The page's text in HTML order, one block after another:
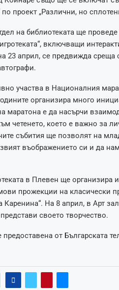
по проект „Различни, но
на библиотеката ще
включващи
23 април, се предвижда среща
участва в Националния
организира много
маратона е да насърчи
четенето, което е важно за
събития ще позволят на
въображението си и да
в Плевен ще организира
прожекции на класически
Каренина“. На 8 април, в Арт
своето творчество.
от Българската